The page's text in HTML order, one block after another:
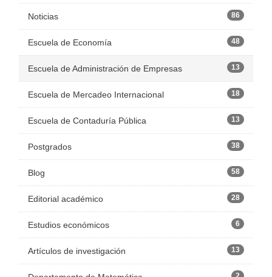
Noticias 86
Escuela de Economía 48
Escuela de Administración de Empresas 13
Escuela de Mercadeo Internacional 18
Escuela de Contaduría Pública 13
Postgrados 38
Blog 58
Editorial académico 28
Estudios económicos 6
Artículos de investigación 13